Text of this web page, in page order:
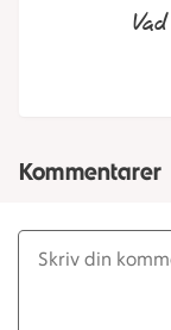
Kommentarer